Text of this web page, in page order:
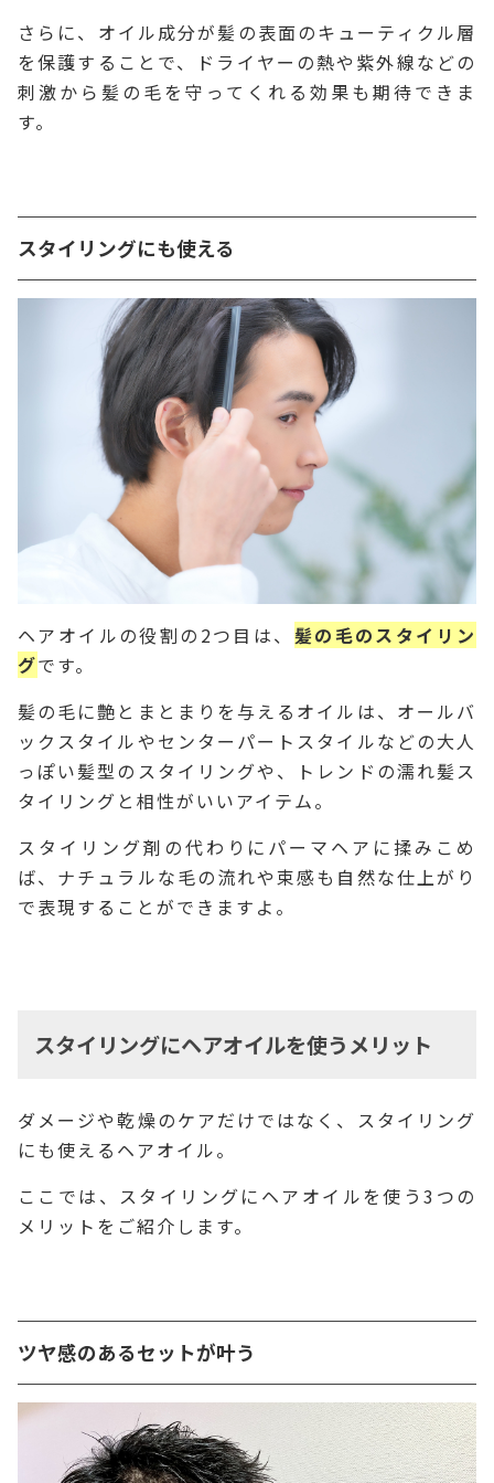
さらに、オイル成分が髪の表面のキューティクル層
を保護することで、ドライヤーの熱や紫外線などの
刺激から髪の毛を守ってくれる効果も期待できま
す。
スタイリングにも使える
ヘアオイルの役割の2つ目は、 髪の毛のスタイリン
グです。
髪の毛に艶とまとまりを与えるオイルは、オールバ
ックスタイルやセンターパートスタイルなどの大人
っぽい髪型のスタイリングや、トレンドの濡れ髪ス
タイリングと相性がいいアイテム。
スタイリング剤の代わりにパーマヘアに揉みこめ
ば、ナチュラルな毛の流れや束感も自然な仕上がり
で表現することができますよ。
スタイリングにヘアオイルを使うメリット
ダメージや乾燥のケアだけではなく、スタイリング
にも使えるヘアオイル。
ここでは、スタイリングにヘアオイルを使う3つの
メリットをご紹介します。
ツヤ感のあるセットが叶う